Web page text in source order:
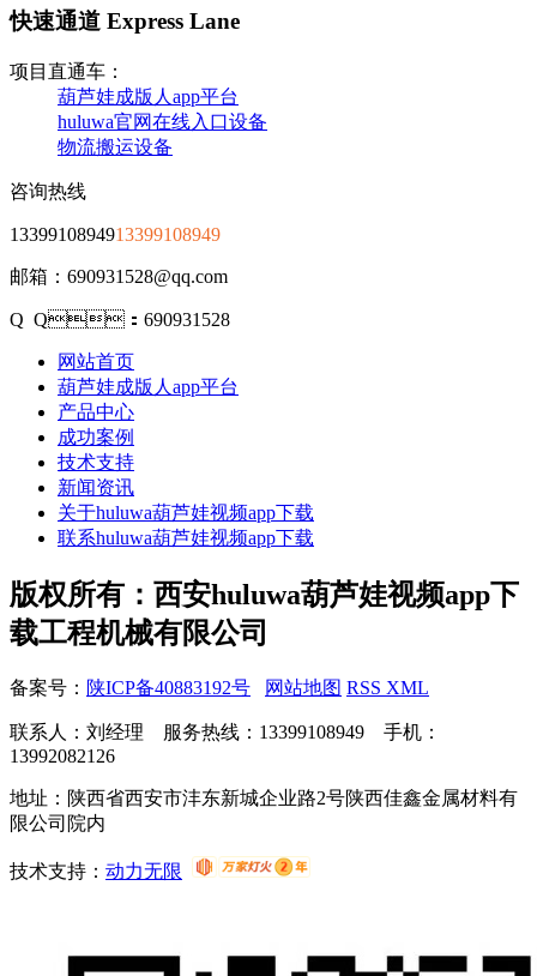
快速通道 Express Lane
项目直通车：
葫芦娃成版人app平台
huluwa官网在线入口设备
物流搬运设备
咨询热线
1339910894913399108949
邮箱：690931528@qq.com
Q Q：690931528
网站首页
葫芦娃成版人app平台
产品中心
成功案例
技术支持
新闻资讯
关于huluwa葫芦娃视频app下载
联系huluwa葫芦娃视频app下载
版权所有：西安huluwa葫芦娃视频app下
载工程机械有限公司
备案号： 陕ICP备40883192号 网站地图 RSS XML
联系人：刘经理 服务热线：13399108949 手机：
13992082126
地址：陕西省西安市沣东新城企业路2号陕西佳鑫金属材料有
限公司院内
技术支持： 动力无限